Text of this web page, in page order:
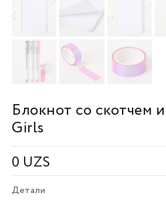
Блокнот со скотчем
Girls
0 UZS
Детали